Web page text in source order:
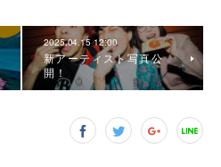
2025.04.15 12:00
新アーティスト写真公
開！